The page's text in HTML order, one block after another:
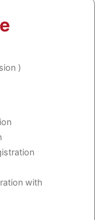
)
with